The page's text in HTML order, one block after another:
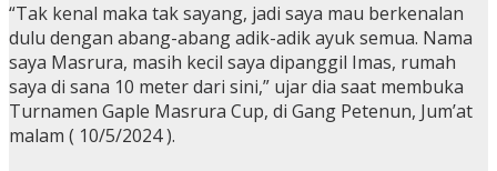
“Tak kenal maka tak sayang, jadi saya mau berkenalan
dulu dengan abang-abang adik-adik ayuk semua. Nama
saya Masrura, masih kecil saya dipanggil Imas, rumah
saya di sana 10 meter dari sini,” ujar dia saat membuka
Turnamen Gaple Masrura Cup, di Gang Petenun, Jum’at
malam ( 10/5/2024 ).